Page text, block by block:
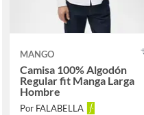
MANGO
Camisa 100% Algodón
Regular fit Manga Larga
Hombre
Por FALABELLA